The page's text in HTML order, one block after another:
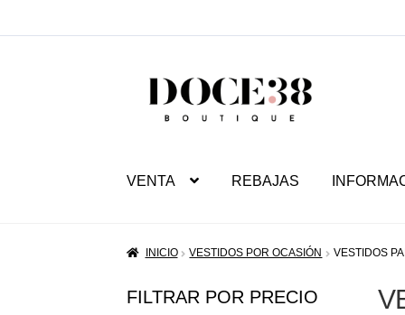
SALTAR
VENTA REBAJAS
INICIO VESTIDOS POR OCASIÓN VESTIDOS
FILTRAR POR PRECIO